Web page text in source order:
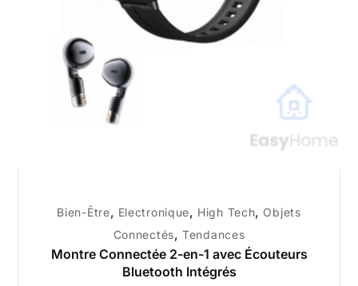
Bien-Être, Electronique, High Tech, Objets
Connectés, Tendances
Montre Connectée 2-en-1 avec Écouteurs
Bluetooth Intégrés